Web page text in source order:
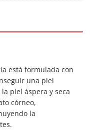
está formulada con
una piel
piel áspera y seca
córneo,
la